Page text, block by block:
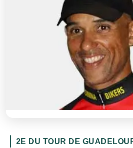
2E DU TOUR DE